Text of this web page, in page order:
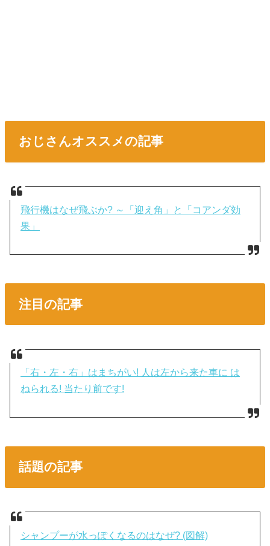
おじさんオススメの記事
飛行機はなぜ飛ぶか? ～「迎え角」と「コアンダ効
果」
注目の記事
「右・左・右」はまちがい! 人は左から来た車に は
ねられる! 当たり前です!
話題の記事
シャンプーが水っぽくなるのはなぜ? (図解)